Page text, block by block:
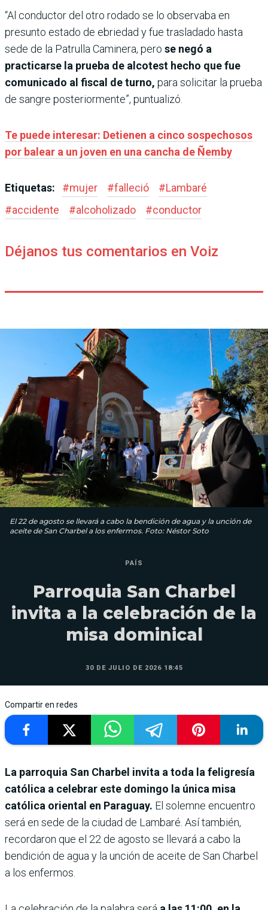
“Al conductor del otro rodado se lo observaba en
presunto estado de ebriedad y fue trasladado hasta
sede de la Patrulla Caminera, pero se negó a
practicarse la prueba de alcotest hecho que fue
comunicado al fiscal de turno, para solicitar la prueba
de sangre posteriormente”, puntualizó.
Te puede interesar: Detienen a cinco sospechosos
por balear a un joven en una cancha de Ñemby
Etiquetas: #mujer #falleció #Lambaré
#accidente #alcoholizado #conductor
Déjanos tus comentarios en Voiz
El 22 de agosto se llevará a cabo la bendición de agua y la unción de
aceite de San Charbel a los enfermos. Foto: Néstor Soto
PAÍS
Parroquia San Charbel
invita a la celebración de la
misa dominical
30 DE JULIO DE 2026 18:45
Compartir en redes
La parroquia San Charbel invita a toda la feligresía
católica a celebrar este domingo la única misa
católica oriental en Paraguay. El solemne encuentro
será en sede de la ciudad de Lambaré. Así también,
recordaron que el 22 de agosto se llevará a cabo la
bendición de agua y la unción de aceite de San Charbel
a los enfermos.